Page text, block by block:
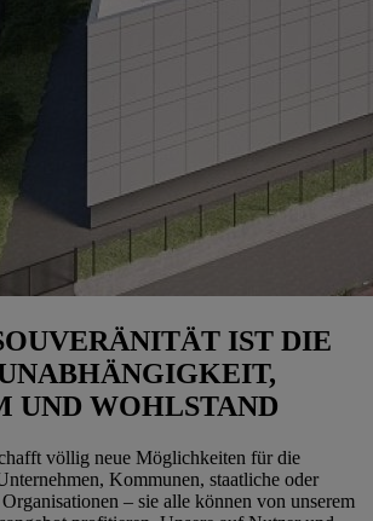
IST DIE
UND WOHLSTAND
völlig neue Möglichkeiten für die
Kommunen, staatliche oder
– sie alle können von unserem